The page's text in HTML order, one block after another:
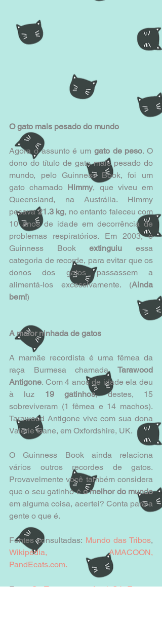
O gato mais pesado do mundo
Agora o assunto é um gato de peso. O
dono do título de gato mais pesado do
mundo, pelo Guinness Book, foi um
gato chamado Himmy, que viveu em
Queensland, na Austrália. Himmy
pesava 21.3 kg, no entanto faleceu com
10 anos de idade em decorrência de
problemas respiratórios. Em 2003, o
Guinness Book extinguiu essa
categoria de recorde, para evitar que os
donos dos gatos passassem a
alimentá-los excessivamente. (Ainda
bem!)
A maior ninhada de gatos
A mamãe recordista é uma fêmea da
raça Burmesa chamada Tarawood
Antigone. Com 4 anos de idade ela deu
à luz 19 gatinhos, destes, 15
sobreviveram (1 fêmea e 14 machos).
Tarawood Antigone vive com sua dona
Valerie Gane, em Oxfordshire, UK.
O Guinness Book ainda relaciona
vários outros recordes de gatos.
Provavelmente você também considera
que o seu gatinho é o melhor do mundo
em alguma coisa, acertei? Conta para a
gente o que é.
Fontes consultadas: Mundo das Tribos
Wikipédia, AMACOON
PandEcats.com.
Foto: CatTamoo.com, Aqui Só Entram